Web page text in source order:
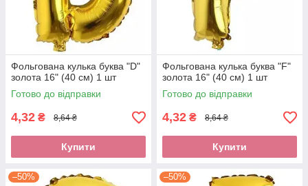
Фольгована кулька буква "D"
золота 16" (40 см) 1 шт
Готово до відправки
4,32 ₴ 8,64 ₴
Купити
Фольгована кулька буква "F"
золота 16" (40 см) 1 шт
Готово до відправки
4,32 ₴ 8,64 ₴
Купити
–50% –50%